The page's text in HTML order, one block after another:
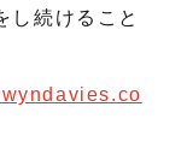
し続けること